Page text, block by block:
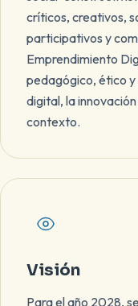
críticos, creativos,
participativos y
Emprendimiento
pedagógico, ético y
digital, la
contexto.
Visión
Para el año 2028,